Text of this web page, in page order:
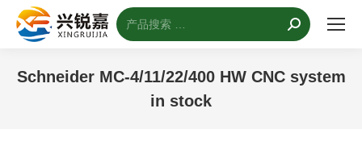
搜
索：
Schneider MC-4/11/22/400 HW CNC system
in stock